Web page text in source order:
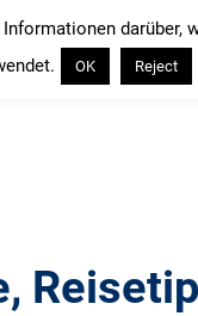
darüber,
OK Reject